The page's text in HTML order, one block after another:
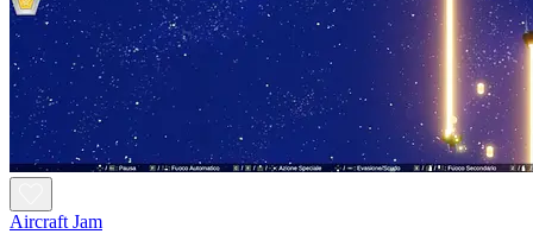
Aircraft Jam